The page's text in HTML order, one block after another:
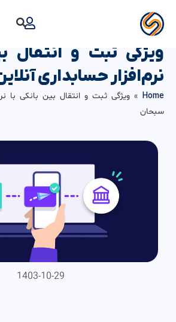
ویژگی ثبت و انتقال
نرم‌افزار حسابداری
Home
» ویژگی ثبت و انتقال بین بانکی با
سبحان
1403-10-29